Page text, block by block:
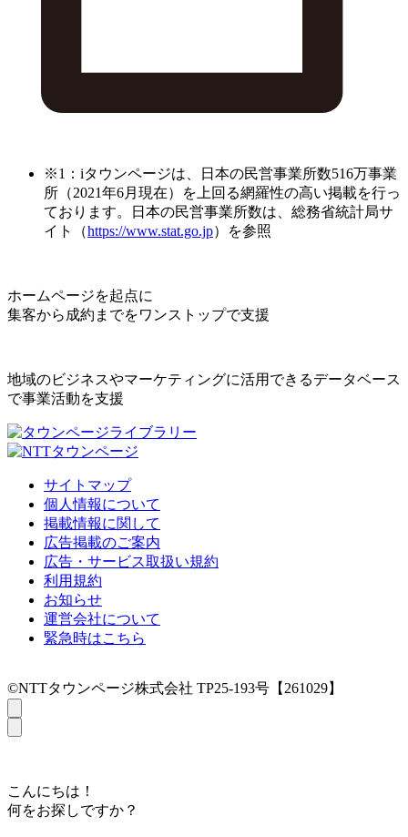
※1：iタウンページは、日本の民営事業所数516万事業
所（2021年6月現在）を上回る網羅性の高い掲載を行っ
ております。日本の民営事業所数は、総務省統計局サ
イト（https://www.stat.go.jp）を参照
ホームページを起点に
集客から成約までをワンストップで支援
地域のビジネスやマーケティングに活用できるデータベース
で事業活動を支援
サイトマップ
個人情報について
掲載情報に関して
広告掲載のご案内
広告・サービス取扱い規約
利用規約
お知らせ
運営会社について
緊急時はこちら
©NTTタウンページ株式会社 TP25-193号【261029】
こんにちは！
何をお探しですか？